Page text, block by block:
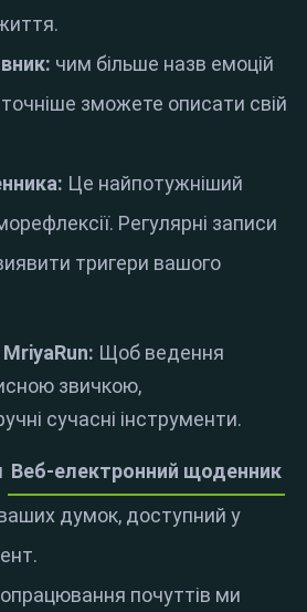
чим більше назв емоцій
зможете описати свій
Це найпотужніший
Регулярні записи
тригери вашого
Щоб ведення
звичкою,
сучасні інструменти.
Веб-електронний щоденник
думок, доступний у
почуттів ми